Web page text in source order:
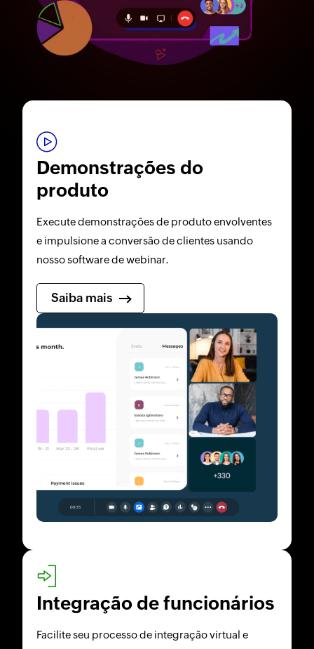
Demonstrações do
produto
Execute demonstrações de produto envolventes
e impulsione a conversão de clientes usando
nosso software de webinar.
Saiba mais
Integração de funcionários
Facilite seu processo de integração virtual e